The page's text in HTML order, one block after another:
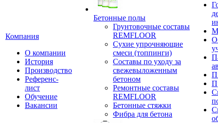
Компания
О компании
История
Производство
Референс-
лист
Обучение
Вакансии
Бетонные полы
Грунтовочные составы
REMFLOOR
Сухие упрочняющие
смеси (топпинги)
Составы по уходу за
свежевыложенным
бетоном
Ремонтные составы
REMFLOOR
Бетонные стяжки
Фибра для бетона